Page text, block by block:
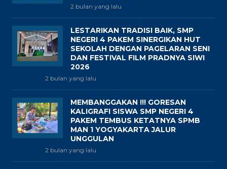
2 bulan yang lalu
LESTARIKAN TRADISI BAIK, SMP
NEGERI 4 PAKEM SINERGIKAN HUT
SEKOLAH DENGAN PAGELARAN SENI
DAN FESTIVAL FILM PRADNYA SIWI
2026
2 bulan yang lalu
MEMBANGGAKAN !!! GORESAN
KALIGRAFI SISWA SMP NEGERI 4
PAKEM TEMBUS KETATNYA SPMB
MAN 1 YOGYAKARTA JALUR
UNGGULAN
2 bulan yang lalu